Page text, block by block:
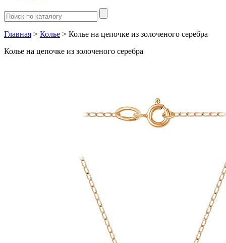
Главная > Колье > Колье на цепочке из золоченого серебра
Колье на цепочке из золоченого серебра